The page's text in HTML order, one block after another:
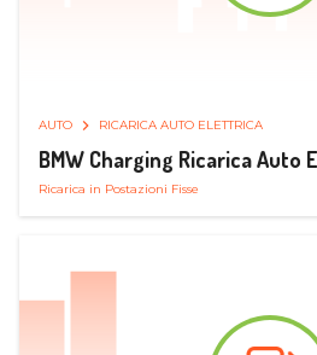
AUTO RICARICA AUTO ELETTRICA
BMW Charging Ricarica Auto
Ricarica in Postazioni Fisse